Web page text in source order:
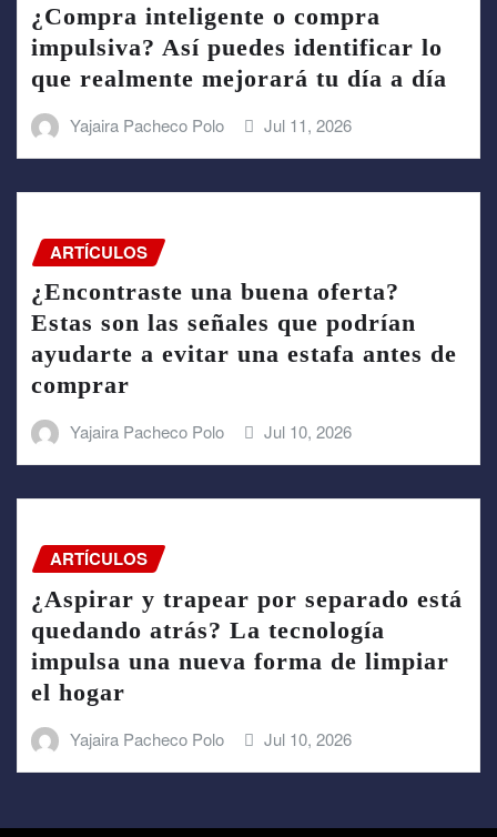
¿Compra inteligente o compra
impulsiva? Así puedes identificar lo
que realmente mejorará tu día a día
Yajaira Pacheco Polo Jul 11, 2026
ARTÍCULOS
¿Encontraste una buena oferta?
Estas son las señales que podrían
ayudarte a evitar una estafa antes de
comprar
Yajaira Pacheco Polo Jul 10, 2026
ARTÍCULOS
¿Aspirar y trapear por separado está
quedando atrás? La tecnología
impulsa una nueva forma de limpiar
el hogar
Yajaira Pacheco Polo Jul 10, 2026